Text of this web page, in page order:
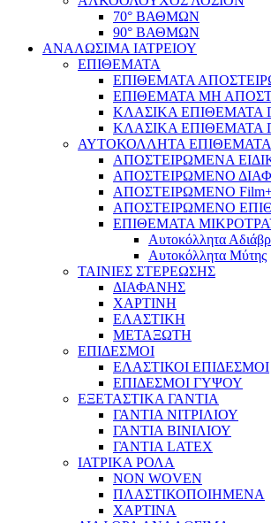
70° ΒΑΘΜΩΝ
90° ΒΑΘΜΩΝ
ΑΝΑΛΩΣΙΜΑ ΙΑΤΡΕΙΟΥ
ΕΠΙΘΕΜΑΤΑ
ΕΠΙΘΕΜΑΤΑ
ΕΠΙΘΕΜΑΤΑ ΜΗ
ΚΛΑΣΙΚΑ ΕΠΙΘΕΜΑΤΑ
ΚΛΑΣΙΚΑ ΕΠΙΘΕΜΑΤΑ
ΑΥΤΟΚΟΛΛΗΤΑ ΕΠΙΘΕΜΑΤΑ
ΑΠΟΣΤΕΙΡΩΜΕΝΑ
ΑΠΟΣΤΕΙΡΩΜΕΝΟ
ΑΠΟΣΤΕΙΡΩΜΕΝΟ
ΑΠΟΣΤΕΙΡΩΜΕΝΟ
ΕΠΙΘΕΜΑΤΑ
Αυτοκόλλητα
Αυτοκόλλητα Μύτης
ΤΑΙΝΙΕΣ ΣΤΕΡΕΩΣΗΣ
ΔΙΑΦΑΝΗΣ
ΧΑΡΤΙΝΗ
ΕΛΑΣΤΙΚΗ
ΜΕΤΑΞΩΤΗ
ΕΠΙΔΕΣΜΟΙ
ΕΛΑΣΤΙΚΟΙ ΕΠΙΔΕΣΜΟΙ
ΕΠΙΔΕΣΜΟΙ ΓΥΨΟΥ
ΕΞΕΤΑΣΤΙΚΑ ΓΑΝΤΙΑ
ΓΑΝΤΙΑ ΝΙΤΡΙΛΙΟΥ
ΓΑΝΤΙΑ ΒΙΝΙΛΙΟΥ
ΓΑΝΤΙΑ LATEX
ΙΑΤΡΙΚΑ ΡΟΛΑ
NON WOVEN
ΠΛΑΣΤΙΚΟΠΟΙΗΜΕΝΑ
ΧΑΡΤΙΝΑ